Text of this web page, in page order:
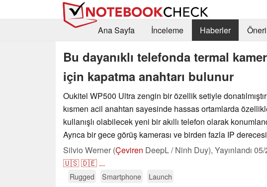
Ana Sayfa
İnceleme Haberler
Bu dayanıklı telefonda termal
için kapatma anahtarı bulunur
Oukitel WP500 Ultra zengin bir özellik setiyle
kısmen acil anahtarı sayesinde hassas ortamlarda
kullanışlı olabilecek yeni bir akıllı telefon olarak
Ayrıca bir gece görüş kamerası ve birden fazla IP
Silvio Werner (Çeviren DeepL / Ninh Duy), Yayınlandı
🇺🇸🇩🇪 ...
Rugged Smartphone Launch